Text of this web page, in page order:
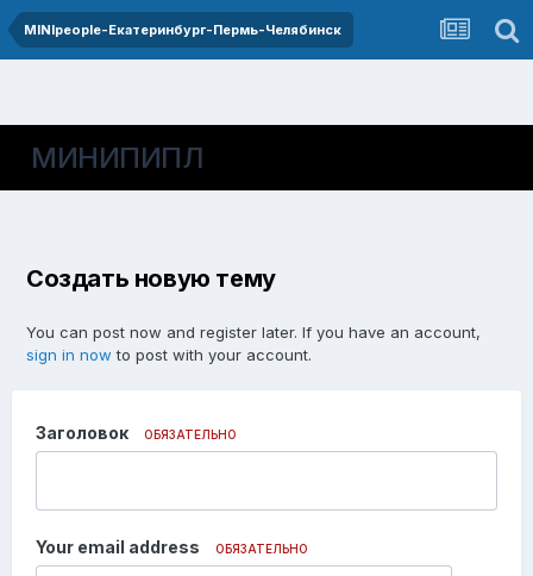
MINIpeople-Екатеринбург-Пермь-Челябинск
МИНИПИПЛ
Создать новую тему
You can post now and register later. If you have an account,
sign in now to post with your account.
Заголовок ОБЯЗАТЕЛЬНО
Your email address ОБЯЗАТЕЛЬНО